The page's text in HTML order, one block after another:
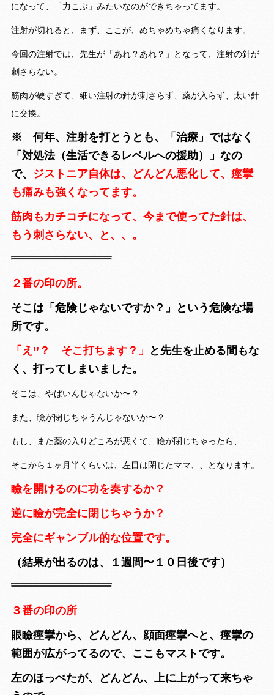
になって、「力こぶ」みたいなのができちゃってます。
注射が切れると、まず、ここが、めちゃめちゃ痛くなります。
今回の注射では、先生が「あれ？あれ？」となって、注射の針が
刺さらない。
筋肉が硬すぎて、細い注射の針が刺さらず、薬が入らず、太い針
に交換。
※ 何年、注射を打とうとも、「治療」ではなく
「対処法（生活できるレベルへの援助）」なの
で、 ジストニア自体は、どんどん悪化して、痙攣
も痛みも強くなってます。
筋肉もカチコチになって、今まで使ってた針は、
もう刺さらない、と、、。
２番の印の所。
そこは「危険じゃないですか？」という危険な場
所です。
「え’’？ そこ打ちます？」
と先生を止める間もな
く、打ってしまいました。
そこは、やばいんじゃないか〜？
また、瞼が閉じちゃうんじゃないか〜？
もし、また薬の入りどころが悪くて、瞼が閉じちゃったら、
そこから１ヶ月半くらいは、左目は閉じたママ、、となります。
瞼を開けるのに功を奏するか？
逆に瞼が完全に閉じちゃうか？
完全にギャンブル的な位置です。
（結果が出るのは、１週間〜１０日後です）
３番の印の所
眼瞼痙攣から、どんどん、顔面痙攣へと、痙攣の
範囲が広がってるので、ここもマストです。
左のほっぺたが、どんどん、上に上がって来ちゃ